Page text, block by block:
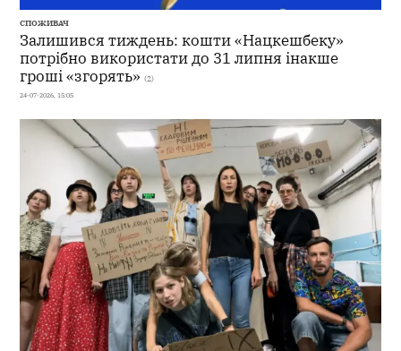
СПОЖИВАЧ
Залишився тиждень: кошти «Нацкешбеку»
потрібно використати до 31 липня інакше
гроші «згорять» (2)
24-07-2026, 15:05